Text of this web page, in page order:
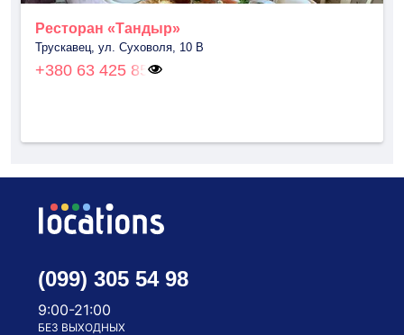
Ресторан «Тандыр»
Трускавец, ул. Суховоля, 10 В
+380 63 425 85
(099) 305 54 98
9:00-21:00
БЕЗ ВЫХОДНЫХ